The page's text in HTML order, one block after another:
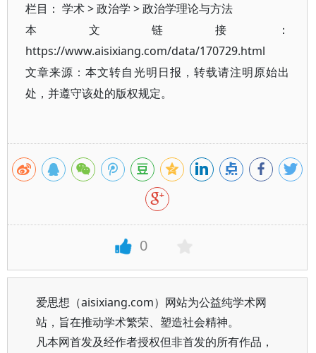
栏目： 学术>政治学 >政治学理论与方法
本文链接：
https://www.aisixiang.com/data/170729.html
文章来源：本文转自光明日报，转载请注明原始出
处，并遵守该处的版权规定。
0
爱思想（aisixiang.com）网站为公益纯学术网
站，旨在推动学术繁荣、塑造社会精神。
凡本网首发及经作者授权但非首发的所有作品，